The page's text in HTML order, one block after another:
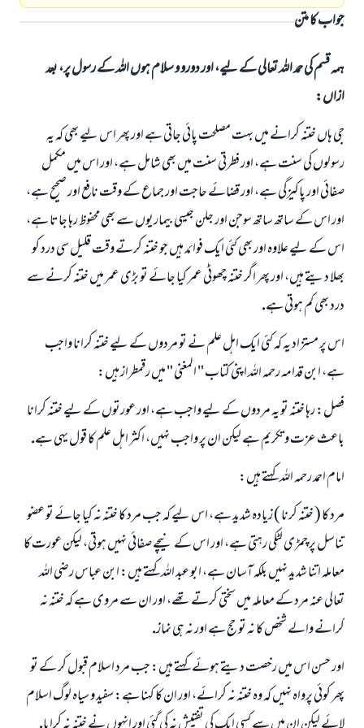
جواب کا متن
ہمہ قسم کی حمد اللہ تعالی کے لیے، اور دورو و سلام ہوں اللہ کے رسول پر، بعد
ازاں:
جى ہاں ختنہ كرانے ميں بہت مصلحت پائى جاتى ہے اور پھر اس ليے بھى كہ يہ
رسولوں كى سنت ہے، اور فطرتى سنت ميں بھى شامل ہے، اور اس ميں مكمل
صفائى اور پاكيزگى ہے، اور قضائے حاجت اور جماع كے وقت نافع اور صحيح ہے،
اور اس كے ساتھ ساتھ سوجن اور جلن جيسى بيماريوں سے بھى محفوظ رہا جاتا ہے،
اس كے ليے علاوہ اور بھى كئى ايك فوائد ہيں جو ختنہ كرتے وقت قليل سى درد كو
بھلا ديتے ہيں، اور پھر اگر ختنہ چھوٹى عمر كيا جائے تو بڑى عمر ميں ختنہ كرنے سے
درد بھى كم ہوتى ہے.
اس پر مستزاد يہ كہ كئى ايك اہل علم نے تو مردوں كے ليے ختنہ كرانا واجب
ہے، ابن قدامہ رحمہ اللہ اپنى كتاب " المغنى " ميں رقمطراز ہيں:
فصل: رہا ختنہ تو يہ مردوں كے ليے واجب ہے، اور عورتوں كے ليے ختنہ كرانا
باعث عزت و تكريم ہے ليكن ان پر واجب نہيں، اكثر اہل علم كا قول يہى ہے.
امام احمد رحمہ اللہ كہتے ہيں:
مرد كا ( ختنہ كرنا ) زيادہ شديد ہے، اس ليے كہ جب مرد كا ختنہ نہ كيا جائے تو عضو
تناسل پر چمڑى لٹكى رہتى ہے، اور اس كے نيچے صفائى نہيں ہوتى، ليكن عورت كا
معاملہ اتنا شديد نہيں بلكہ آسان ہے، ابو عبد اللہ كہتے ہيں: ابن عباس رضى اللہ
تعالى عنہ مرد كے معاملہ ميں سختى كرتے تھے، اور ان سے مروى ہے كہ ختنہ نہ
كرانے والے شخص كا نہ تو حج ہے اور نہ ہى نماز.
اور حسن اس ميں رخصت ديتے ہوئے كہتے ہيں: جب مرد اسلام قبول كر كے تو
پھر كوئى پرواہ نہيں كہ وہ ختنہ نہ كرائے، اور ان كا كہنا ہے: سفيد و سياہ لوگ اسلام